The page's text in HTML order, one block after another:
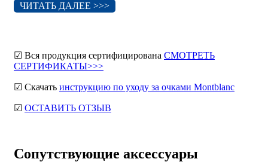
ЧИТАТЬ ДАЛЕЕ >>>
☑ Вся продукция сертифицирована СМОТРЕТЬ
СЕРТИФИКАТЫ>>>
☑ Скачать инструкцию по уходу за очками Montblanc
☑ ОСТАВИТЬ ОТЗЫВ
Сопутствующие аксессуары